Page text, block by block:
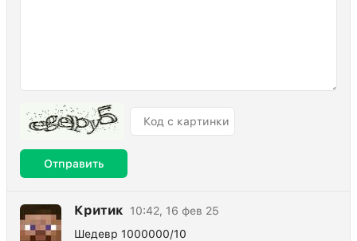
Отправить
Критик
10:42, 16 фев 25
Шедевр 1000000/10